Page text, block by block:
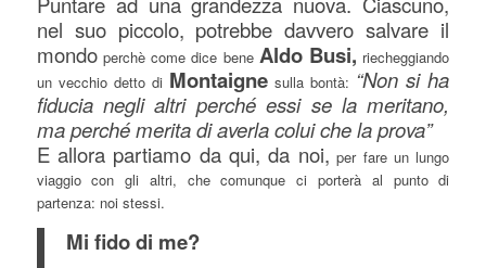
nel suo piccolo, potrebbe davvero salvare il
mondoperchè come dice bene Aldo Busi, riecheggiando
un vecchio detto di Montaignesulla bontà: “Non si ha
fiducia negli altri perché essi se la meritano,
ma perché merita di averla colui che la prova”
E allora partiamo da qui, da noi, per fare un lungo
viaggio con gli altri, che comunque ci porterà al punto di
partenza: noi stessi.
Mi fido di me?